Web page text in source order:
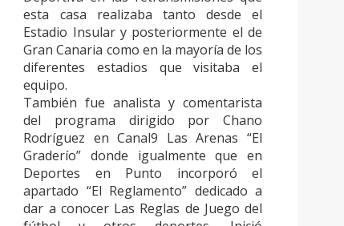
esta casa realizaba tanto desde el
Estadio Insular y posteriormente el de
Gran Canaria como en la mayoría de los
diferentes estadios que visitaba el
equipo.
También fue analista y comentarista
del programa dirigido por Chano
Rodríguez en Canal9 Las Arenas “El
Graderío” donde igualmente que en
Deportes en Punto incorporó el
apartado “El Reglamento” dedicado a
dar a conocer Las Reglas de Juego del